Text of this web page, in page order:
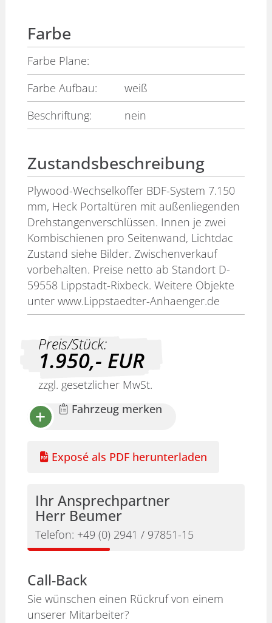
Farbe
Farbe Plane:
Farbe Aufbau:
weiß
Beschriftung:
nein
Zustandsbeschreibung
Plywood-Wechselkoffer BDF-System 7.150
mm, Heck Portaltüren mit außenliegenden
Drehstangenverschlüssen. Innen je zwei
Kombischienen pro Seitenwand, Lichtdac
Zustand siehe Bilder. Zwischenverkauf
vorbehalten. Preise netto ab Standort D-
59558 Lippstadt-Rixbeck. Weitere Objekte
unter www.Lippstaedter-Anhaenger.de
Preis/Stück:
1.950,- EUR
zzgl. gesetzlicher MwSt.
Fahrzeug merken
Exposé als PDF herunterladen
Ihr Ansprechpartner
Herr Beumer
Telefon: +49 (0) 2941 / 97851-15
Call-Back
Sie wünschen einen Rückruf von einem
unserer Mitarbeiter?